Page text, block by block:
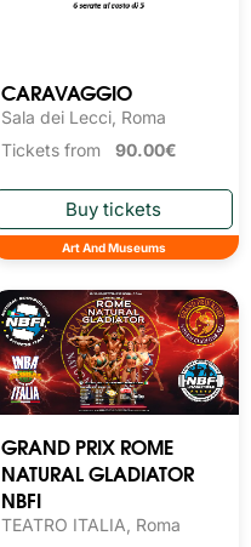
CARAVAGGIO
Sala dei Lecci, Roma
Tickets from 90.00€
Art And Museums
GRAND PRIX ROME
NATURAL GLADIATOR
NBFI
TEATRO ITALIA, Roma